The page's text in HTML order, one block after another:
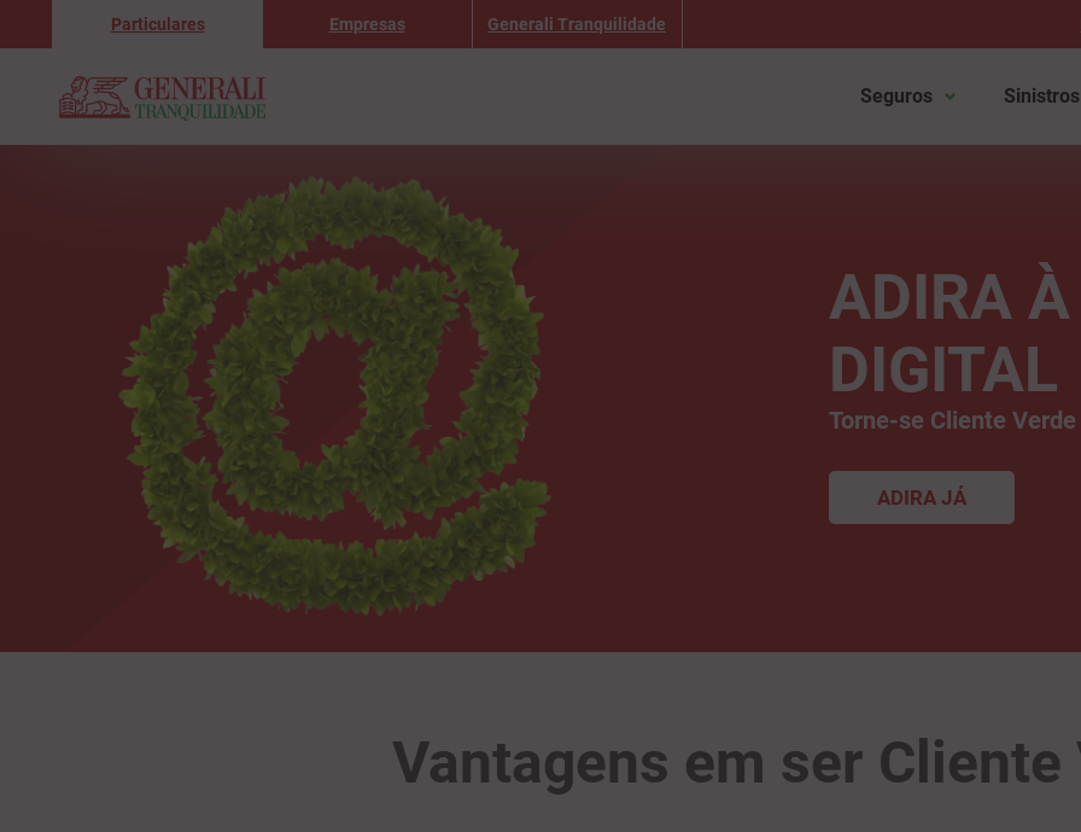
Particulares Empresas Generali Tranquilidade
Seguros Sinistros
ADIRA
DIGITAL
Torne-se Cliente
ADIRA JÁ
Vantagens em ser Cliente